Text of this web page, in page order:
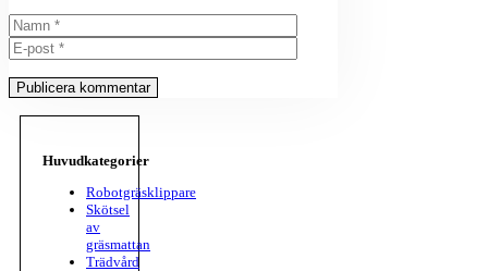
Namn
Huvudkategorier
Robotgräsklippare
Skötsel
av
gräsmattan
Trädvård